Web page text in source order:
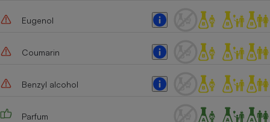
Eugenol
Coumarin
Benzyl alcohol
Parfum